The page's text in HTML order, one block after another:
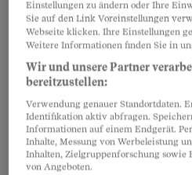
Artikel teilen
Wer etwas über die
verstehen will, kann das
Helvetiastrasse 16 in
Museum für
ausgerechnet jetzt, im
über die 10-Millionen-
über Massen stattfindet,
man ja mal hinfahren.
Einstellungen zu ändern oder Ihre
Sie auf den Link Voreinstellungen
Webseite klicken. Ihre Einstellungen
Weitere Informationen finden Sie in
Wir und unsere Partner
bereitzustellen:
Verwendung genauer Standortdaten.
Identifikation aktiv abfragen.
Informationen auf einem Endgerät.
Inhalte, Messung von Werbeleistung
Inhalten, Zielgruppenforschung sowie
von Angeboten.